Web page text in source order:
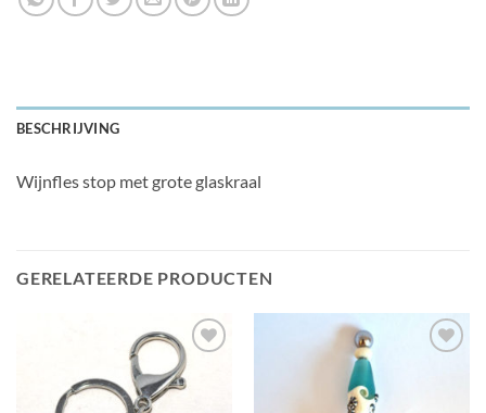
BESCHRIJVING
Wijnfles stop met grote glaskraal
GERELATEERDE PRODUCTEN
Add to
Wishlist